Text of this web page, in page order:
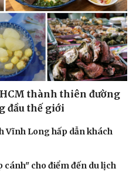
thành thiên đường
đầu thế giới
Vĩnh Long hấp dẫn khách
cho điểm đến du lịch